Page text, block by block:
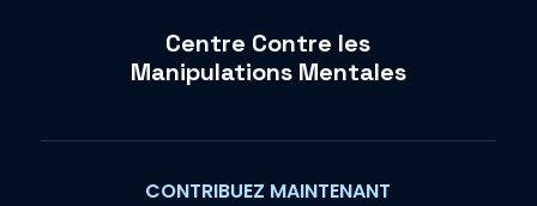
Centre Contre les
Manipulations Mentales
CONTRIBUEZ MAINTENANT